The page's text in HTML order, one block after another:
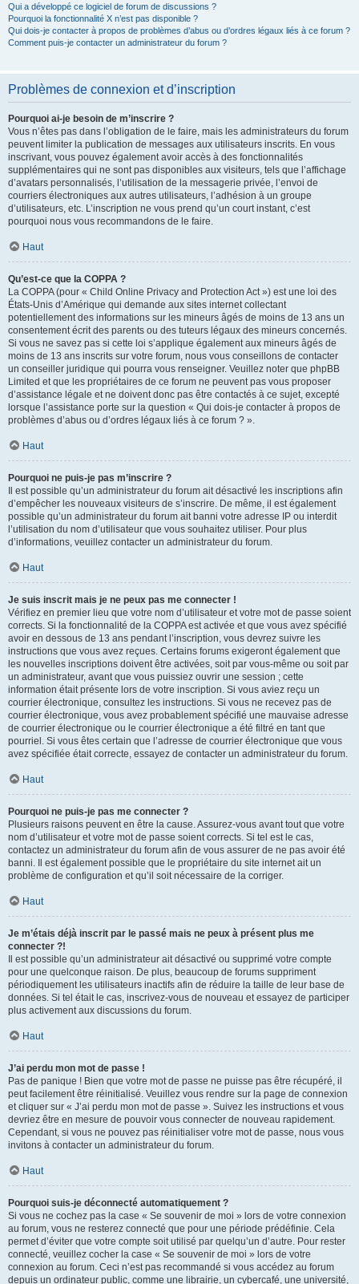
Qui a développé ce logiciel de forum de discussions ?
Pourquoi la fonctionnalité X n’est pas disponible ?
Qui dois-je contacter à propos de problèmes d’abus ou d’ordres légaux liés à ce forum ?
Comment puis-je contacter un administrateur du forum ?
Problèmes de connexion et d’inscription
Pourquoi ai-je besoin de m’inscrire ?
Vous n’êtes pas dans l’obligation de le faire, mais les administrateurs du forum
peuvent limiter la publication de messages aux utilisateurs inscrits. En vous
inscrivant, vous pouvez également avoir accès à des fonctionnalités
supplémentaires qui ne sont pas disponibles aux visiteurs, tels que l’affichage
d’avatars personnalisés, l’utilisation de la messagerie privée, l’envoi de
courriers électroniques aux autres utilisateurs, l’adhésion à un groupe
d’utilisateurs, etc. L’inscription ne vous prend qu’un court instant, c’est
pourquoi nous vous recommandons de le faire.
Haut
Qu’est-ce que la COPPA ?
La COPPA (pour « Child Online Privacy and Protection Act ») est une loi des
États-Unis d’Amérique qui demande aux sites internet collectant
potentiellement des informations sur les mineurs âgés de moins de 13 ans un
consentement écrit des parents ou des tuteurs légaux des mineurs concernés.
Si vous ne savez pas si cette loi s’applique également aux mineurs âgés de
moins de 13 ans inscrits sur votre forum, nous vous conseillons de contacter
un conseiller juridique qui pourra vous renseigner. Veuillez noter que phpBB
Limited et que les propriétaires de ce forum ne peuvent pas vous proposer
d’assistance légale et ne doivent donc pas être contactés à ce sujet, excepté
lorsque l’assistance porte sur la question « Qui dois-je contacter à propos de
problèmes d’abus ou d’ordres légaux liés à ce forum ? ».
Haut
Pourquoi ne puis-je pas m’inscrire ?
Il est possible qu’un administrateur du forum ait désactivé les inscriptions afin
d’empêcher les nouveaux visiteurs de s’inscrire. De même, il est également
possible qu’un administrateur du forum ait banni votre adresse IP ou interdit
l’utilisation du nom d’utilisateur que vous souhaitez utiliser. Pour plus
d’informations, veuillez contacter un administrateur du forum.
Haut
Je suis inscrit mais je ne peux pas me connecter !
Vérifiez en premier lieu que votre nom d’utilisateur et votre mot de passe soient
corrects. Si la fonctionnalité de la COPPA est activée et que vous avez spécifié
avoir en dessous de 13 ans pendant l’inscription, vous devrez suivre les
instructions que vous avez reçues. Certains forums exigeront également que
les nouvelles inscriptions doivent être activées, soit par vous-même ou soit par
un administrateur, avant que vous puissiez ouvrir une session ; cette
information était présente lors de votre inscription. Si vous aviez reçu un
courrier électronique, consultez les instructions. Si vous ne recevez pas de
courrier électronique, vous avez probablement spécifié une mauvaise adresse
de courrier électronique ou le courrier électronique a été filtré en tant que
pourriel. Si vous êtes certain que l’adresse de courrier électronique que vous
avez spécifiée était correcte, essayez de contacter un administrateur du forum.
Haut
Pourquoi ne puis-je pas me connecter ?
Plusieurs raisons peuvent en être la cause. Assurez-vous avant tout que votre
nom d’utilisateur et votre mot de passe soient corrects. Si tel est le cas,
contactez un administrateur du forum afin de vous assurer de ne pas avoir été
banni. Il est également possible que le propriétaire du site internet ait un
problème de configuration et qu’il soit nécessaire de la corriger.
Haut
Je m’étais déjà inscrit par le passé mais ne peux à présent plus me
connecter ?!
Il est possible qu’un administrateur ait désactivé ou supprimé votre compte
pour une quelconque raison. De plus, beaucoup de forums suppriment
périodiquement les utilisateurs inactifs afin de réduire la taille de leur base de
données. Si tel était le cas, inscrivez-vous de nouveau et essayez de participer
plus activement aux discussions du forum.
Haut
J’ai perdu mon mot de passe !
Pas de panique ! Bien que votre mot de passe ne puisse pas être récupéré, il
peut facilement être réinitialisé. Veuillez vous rendre sur la page de connexion
et cliquer sur « J’ai perdu mon mot de passe ». Suivez les instructions et vous
devriez être en mesure de pouvoir vous connecter de nouveau rapidement.
Cependant, si vous ne pouvez pas réinitialiser votre mot de passe, nous vous
invitons à contacter un administrateur du forum.
Haut
Pourquoi suis-je déconnecté automatiquement ?
Si vous ne cochez pas la case « Se souvenir de moi » lors de votre connexion
au forum, vous ne resterez connecté que pour une période prédéfinie. Cela
permet d’éviter que votre compte soit utilisé par quelqu’un d’autre. Pour rester
connecté, veuillez cocher la case « Se souvenir de moi » lors de votre
connexion au forum. Ceci n’est pas recommandé si vous accédez au forum
depuis un ordinateur public, comme une librairie, un cybercafé, une université,